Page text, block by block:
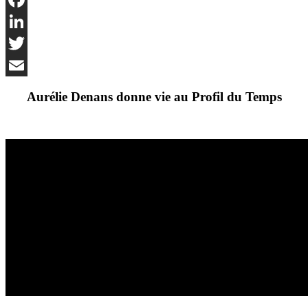
Facebook
LinkedIn
Twitter
Aurélie Denans donne vie au Profil du Temps